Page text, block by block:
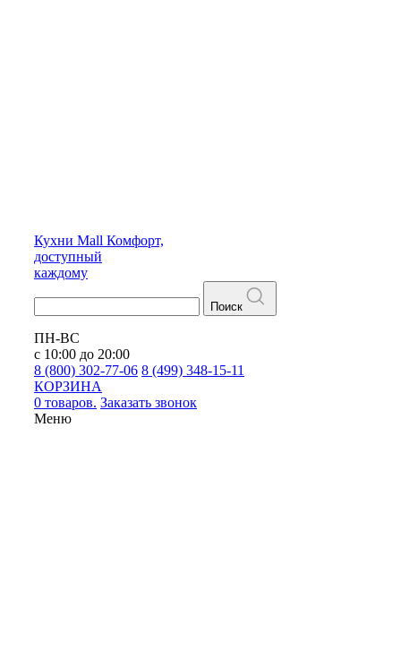
Кухни Mall Комфорт,
доступный
каждому
Поиск
ПН-ВС
с 10:00 до 20:00
8 (800) 302-77-06 8 (499) 348-15-11
КОРЗИНА
0 товаров. Заказать звонок
Меню